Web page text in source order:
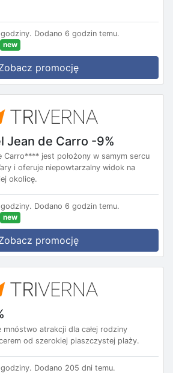
Dodano 6 godzin temu.
new
promocję
Jean de Carro -9%
Carro**** jest położony w samym sercu
i oferuje niepowtarzalny widok na
okolicę.
Dodano 6 godzin temu.
new
promocję
atrakcji dla całej rodziny
od szerokiej piaszczystej plaży.
Dodano 205 dni temu.